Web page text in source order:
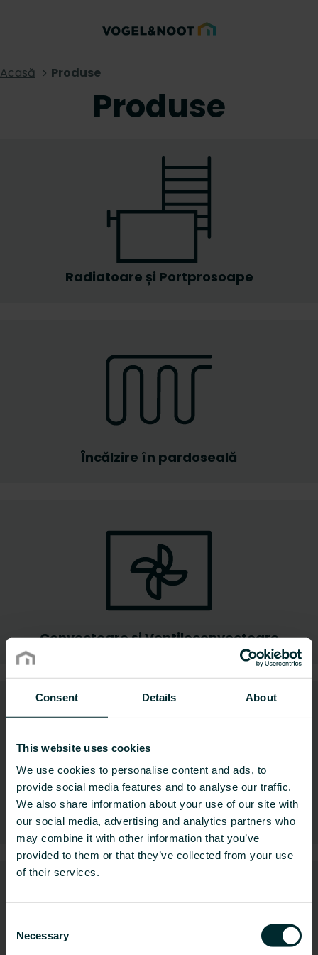
Consent Details About
This website uses cookies
We use cookies to personalise content and ads, to
provide social media features and to analyse our traffic.
We also share information about your use of our site with
our social media, advertising and analytics partners who
may combine it with other information that you’ve
provided to them or that they’ve collected from your use
of their services.
Selection
Necessary
Acasă Produse
Produse
Radiatoare și Portprosoape
Încălzire în pardoseală
Convectoare și Ventiloconvectoare
Încălzire Electrică